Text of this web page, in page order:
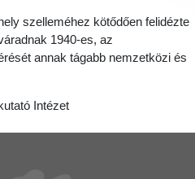
szelleméhez kötődően felidézte
1940-es, az
annak tágabb nemzetközi és
Intézet